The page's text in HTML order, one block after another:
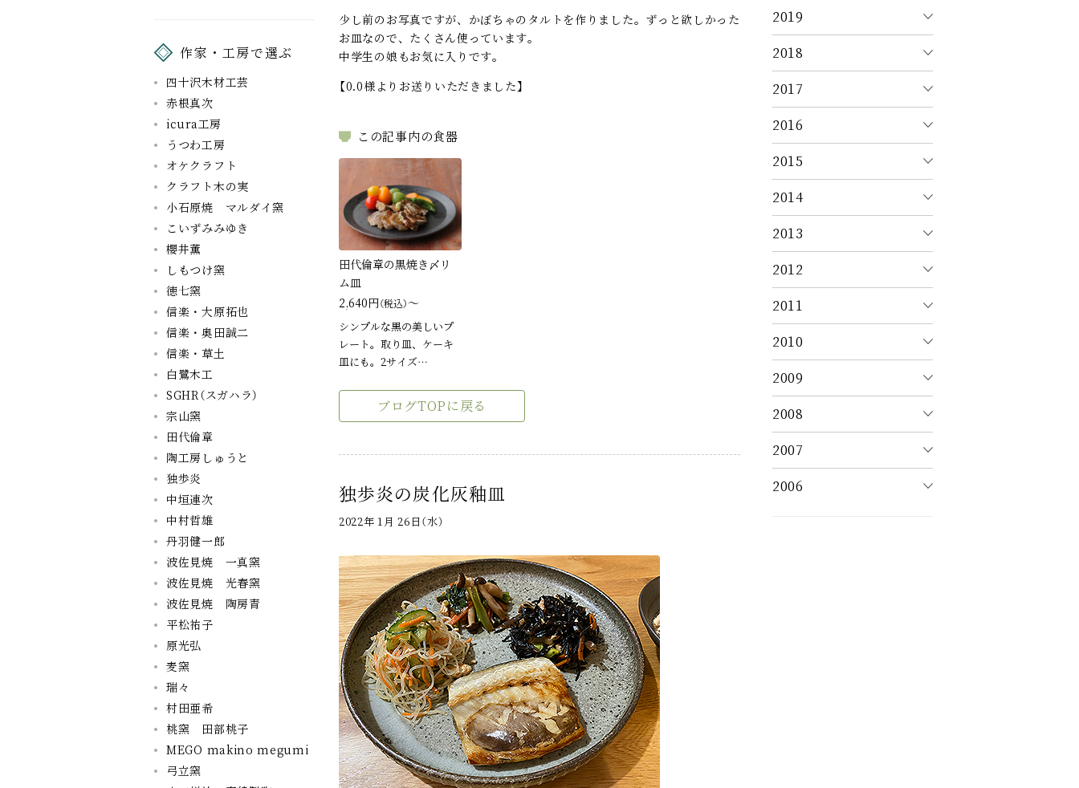
少し前のお写真ですが、かぼちゃのタルトを作りました。ずっと欲しかった
お皿なので、たくさん使っています。
中学生の娘もお気に入りです。
【0.0様よりお送りいただきました】
この記事内の食器
田代倫章の黒焼き〆リ
ム皿
2,640円（税込）～
シンプルな黒の美しいプ
レート。取り皿、ケーキ
皿にも。2サイズ…
ブログTOPに戻る
独歩炎の炭化灰釉皿
2022年 1月 26日（水）
2019
2018
2017
2016
2015
2014
2013
2012
2011
2010
2009
2008
2007
2006
作家・工房で選ぶ
四十沢木材工芸
赤根真次
icura工房
うつわ工房
オケクラフト
クラフト木の実
小石原焼 マルダイ窯
こいずみみゆき
櫻井薫
しもつけ窯
徳七窯
信楽・大原拓也
信楽・奥田誠二
信楽・草土
白鷺木工
SGHR（スガハラ）
宗山窯
田代倫章
陶工房しゅうと
独歩炎
中垣連次
中村哲雄
丹羽健一郎
波佐見焼 一真窯
波佐見焼 光春窯
波佐見焼 陶房青
平松祐子
原光弘
麦窯
瑞々
村田亜希
桃窯 田部桃子
MEGO makino megumi
弓立窯